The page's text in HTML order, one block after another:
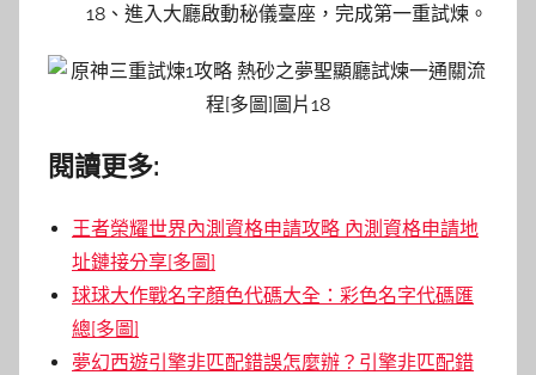
18、進入大廳啟動秘儀臺座，完成第一重試煉。
閱讀更多:
王者榮耀世界內測資格申請攻略 內測資格申請地
址鏈接分享[多圖]
球球大作戰名字顏色代碼大全：彩色名字代碼匯
總[多圖]
夢幻西遊引擎非匹配錯誤怎麼辦？引擎非匹配錯